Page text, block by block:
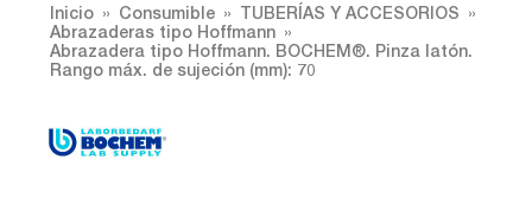
Inicio Consumible
TUBERÍAS Y ACCESORIOS
Abrazaderas tipo Hoffmann
Abrazadera tipo Hoffmann. BOCHEM®. Pinza latón.
Rango máx. de sujeción (mm): 70